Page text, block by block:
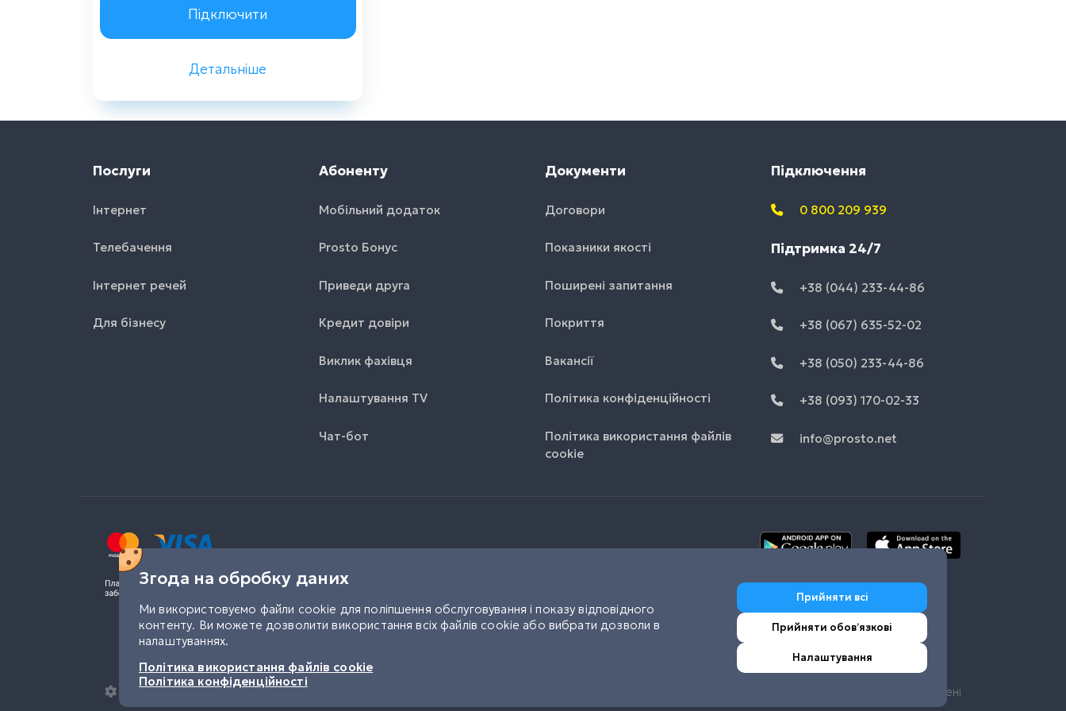
Підключити
Детальніше
Замовити консультацію
Назад
Послуги
Інтернет
Телебачення
Інтернет речей
Для бізнесу
Абоненту
Мобільний додаток
Prosto Бонус
Приведи друга
Кредит довіри
Виклик фахівця
Налаштування TV
Чат-бот
Документи
Договори
Показники якості
Поширені запитання
Покриття
Вакансії
Політика конфіденційності
Політика використання файлів
cookie
Підключення
0 800 209 939
Підтримка 24/7
+38 (044) 233-44-86
+38 (067) 635-52-02
+38 (050) 233-44-86
+38 (093) 170-02-33
info@prosto.net
Налаштування конфіденційності © Prosto.net 2026 Усі права захищені
Згода на обробку даних
Ми використовуємо файли cookie для поліпшення обслуговування і показу відповідного
контенту. Ви можете дозволити використання всіх файлів cookie або вибрати дозволи в
налаштуваннях.
Політика використання файлів cookie
Політика конфіденційності
Прийняти всі
Прийняти обовʼязкові
Налаштування